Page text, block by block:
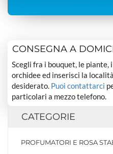
CONSEGNA A
Scegli fra i bouquet, le piante,
orchidee ed inserisci la
desiderato. Puoi contattarci
particolari a mezzo telefono.
CATEGORIE
PROFUMATORI E ROSA